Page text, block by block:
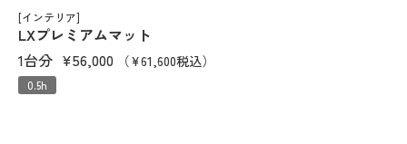
[インテリア]
LXプレミアムマット
1台分 ¥56,000 （¥61,600税込）
0.5h